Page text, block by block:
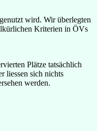
wird. Wir überlegten
Kriterien in ÖVs
Plätze tatsächlich
liessen sich nichts
werden.